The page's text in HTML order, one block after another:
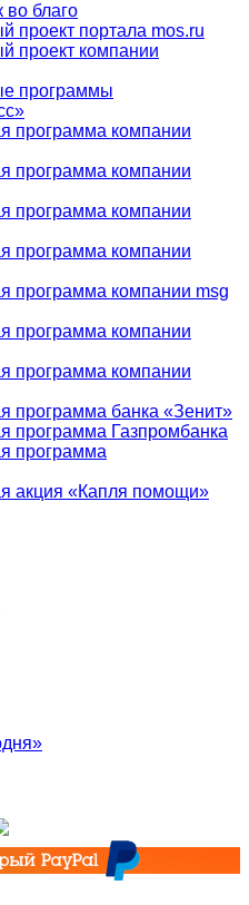
благо
проект портала mos.ru
проект компании
программы
программа компании
программа компании
программа компании
программа компании
программа компании msg
программа компании
программа компании
программа банка «Зенит»
программа Газпромбанка
программа
акция «Капля помощи»